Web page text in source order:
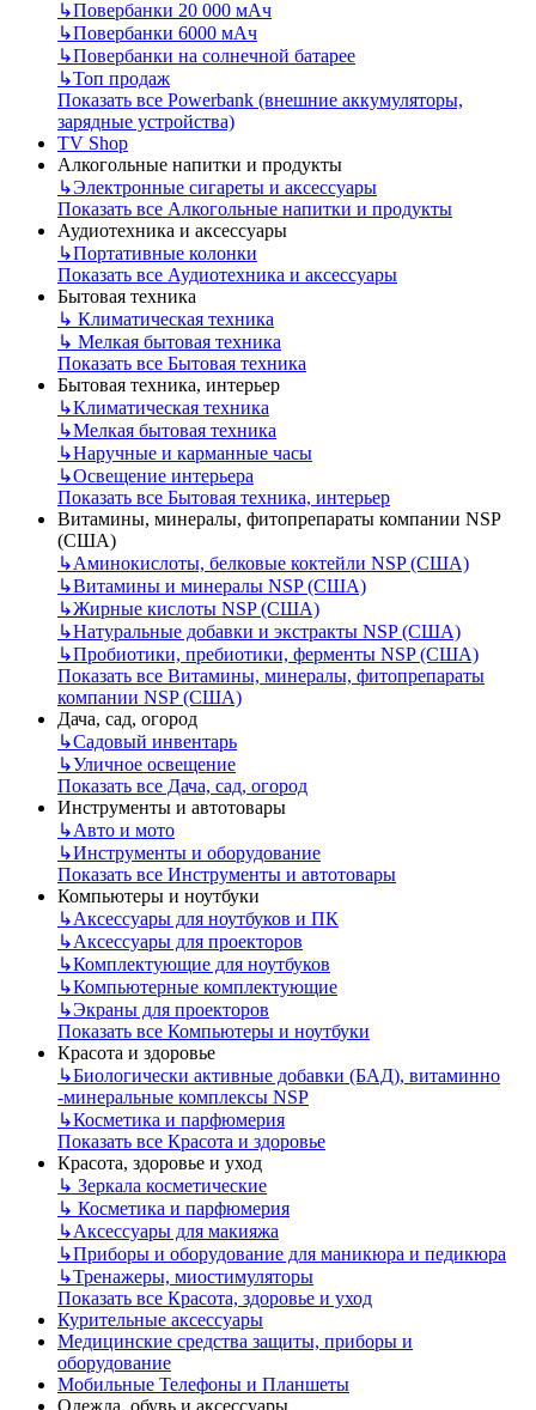
↳Повербанки 20 000 мАч
↳Повербанки 6000 мАч
↳Повербанки на солнечной батарее
↳Топ продаж
Показать все Powerbank (внешние аккумуляторы,
зарядные устройства)
TV Shop
Алкогольные напитки и продукты
↳Электронные сигареты и аксессуары
Показать все Алкогольные напитки и продукты
Аудиотехника и аксессуары
↳Портативные колонки
Показать все Аудиотехника и аксессуары
Бытовая техника
↳ Климатическая техника
↳ Мелкая бытовая техника
Показать все Бытовая техника
Бытовая техника, интерьер
↳Климатическая техника
↳Мелкая бытовая техника
↳Наручные и карманные часы
↳Освещение интерьера
Показать все Бытовая техника, интерьер
Витамины, минералы, фитопрепараты компании NSP
(США)
↳Аминокислоты, белковые коктейли NSP (США)
↳Витамины и минералы NSP (США)
↳Жирные кислоты NSP (США)
↳Натуральные добавки и экстракты NSP (США)
↳Пробиотики, пребиотики, ферменты NSP (США)
Показать все Витамины, минералы, фитопрепараты
компании NSP (США)
Дача, сад, огород
↳Садовый инвентарь
↳Уличное освещение
Показать все Дача, сад, огород
Инструменты и автотовары
↳Авто и мото
↳Инструменты и оборудование
Показать все Инструменты и автотовары
Компьютеры и ноутбуки
↳Аксессуары для ноутбуков и ПК
↳Аксессуары для проекторов
↳Комплектующие для ноутбуков
↳Компьютерные комплектующие
↳Экраны для проекторов
Показать все Компьютеры и ноутбуки
Красота и здоровье
↳Биологически активные добавки (БАД), витаминно
-минеральные комплексы NSP
↳Косметика и парфюмерия
Показать все Красота и здоровье
Красота, здоровье и уход
↳ Зеркала косметические
↳ Косметика и парфюмерия
↳Аксессуары для макияжа
↳Приборы и оборудование для маникюра и педикюра
↳Тренажеры, миостимуляторы
Показать все Красота, здоровье и уход
Курительные аксессуары
Медицинские средства защиты, приборы и
оборудование
Мобильные Телефоны и Планшеты
Одежда, обувь и аксессуары